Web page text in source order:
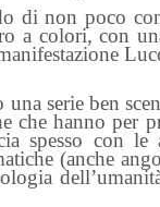
di non poco
a colori, con
serie ben
che hanno per
spesso con le
(anche